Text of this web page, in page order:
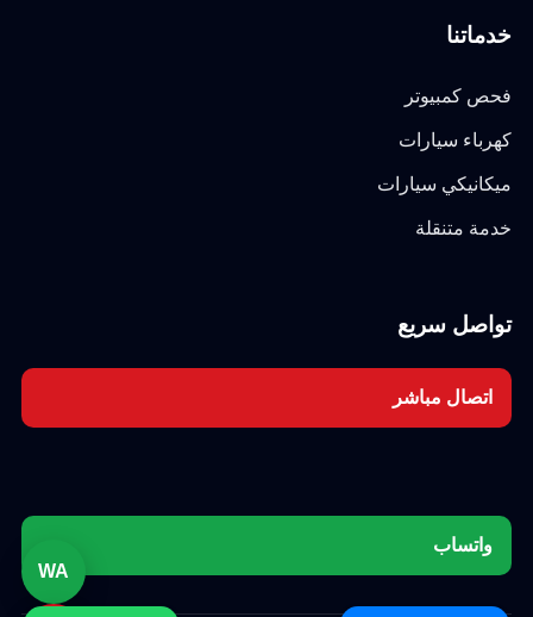
خدماتنا
فحص كمبيوتر
كهرباء سيارات
ميكانيكي سيارات
خدمة متنقلة
تواصل سريع
اتصال مباشر
واتساب
WA